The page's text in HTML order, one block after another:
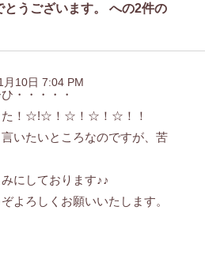
うございます。
への2件の
月10日 7:04 PM
・・・・・
た！☆!☆！☆！☆！☆！！
言いたいところなのですが、苦
にしております♪♪
よろしくお願いいたします。